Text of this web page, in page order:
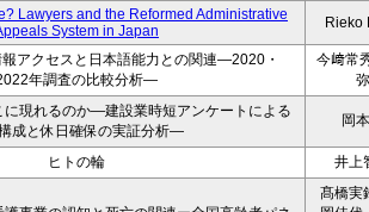
Lawyers and the Reformed Administrative
System in Japan
Rieko
アクセスと日本語能力との関連―2020・
年調査の比較分析―
今﨑常
弥
に現れるのか―建設業時短アンケートによる
成と休日確保の実証分析―
岡
ヒトの輪 井上
髙橋実